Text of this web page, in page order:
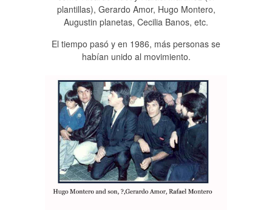
plantillas), Gerardo Amor, Hugo Montero,
Augustin planetas, Cecilia Banos, etc.
El tiempo pasó y en 1986, más personas se
habían unido al movimiento.